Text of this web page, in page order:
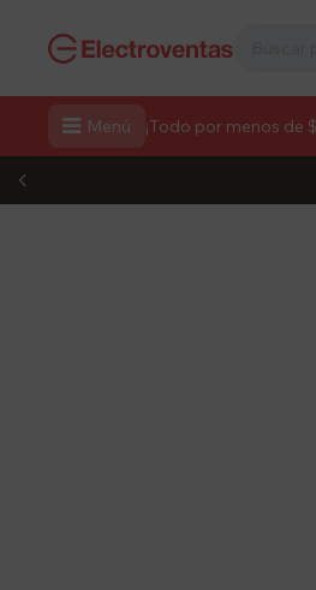
 Menú ¡Todo por menos de